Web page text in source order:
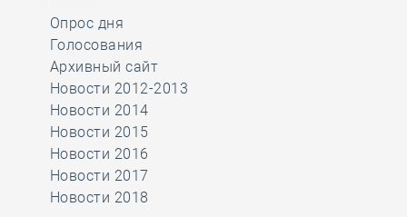
Опрос дня
Голосования
Архивный сайт
Новости 2012-2013
Новости 2014
Новости 2015
Новости 2016
Новости 2017
Новости 2018